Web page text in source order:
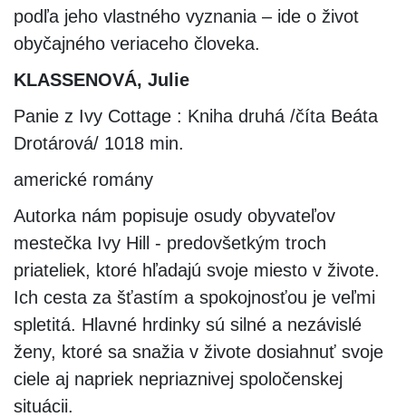
podľa jeho vlastného vyznania – ide o život
obyčajného veriaceho človeka.
KLASSENOVÁ, Julie
Panie z Ivy Cottage : Kniha druhá /číta Beáta
Drotárová/ 1018 min.
americké romány
Autorka nám popisuje osudy obyvateľov
mestečka Ivy Hill - predovšetkým troch
priateliek, ktoré hľadajú svoje miesto v živote.
Ich cesta za šťastím a spokojnosťou je veľmi
spletitá. Hlavné hrdinky sú silné a nezávislé
ženy, ktoré sa snažia v živote dosiahnuť svoje
ciele aj napriek nepriaznivej spoločenskej
situácii.